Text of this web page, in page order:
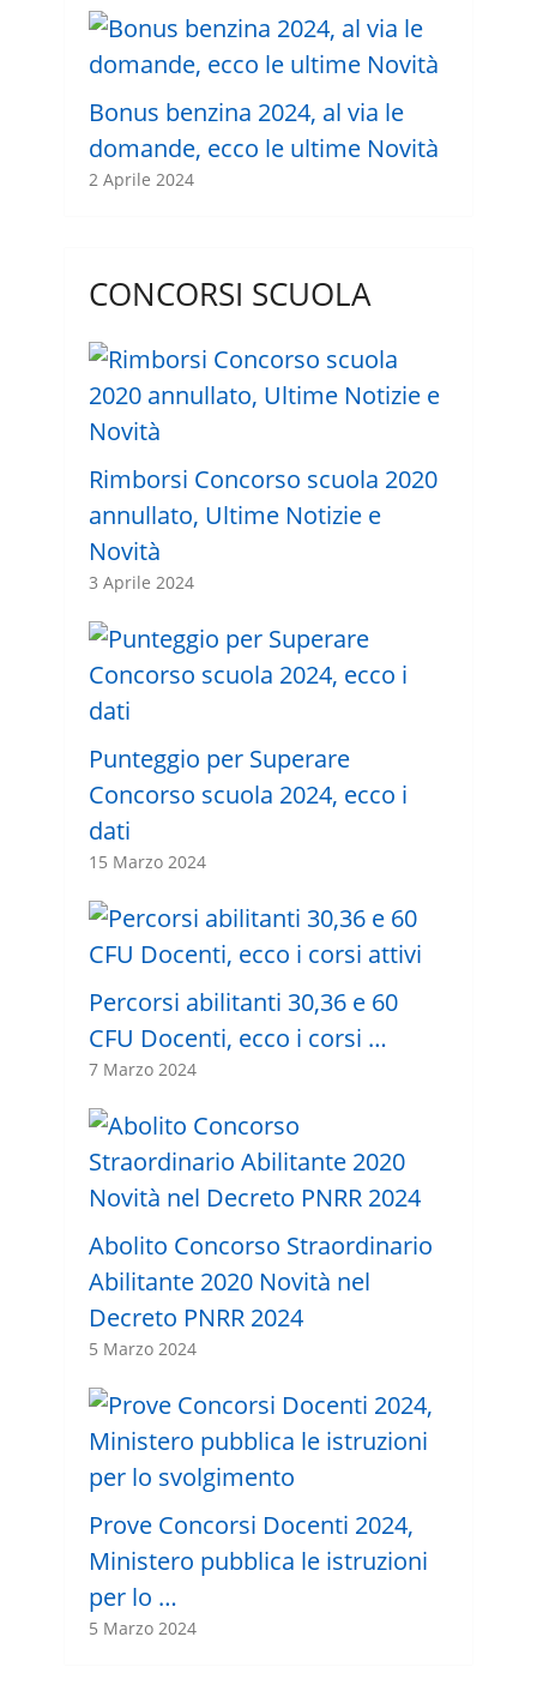
Bonus benzina 2024, al via le
domande, ecco le ultime Novità
2 Aprile 2024
CONCORSI SCUOLA
Rimborsi Concorso scuola 2020
annullato, Ultime Notizie e
Novità
3 Aprile 2024
Punteggio per Superare
Concorso scuola 2024, ecco i
dati
15 Marzo 2024
Percorsi abilitanti 30,36 e 60
CFU Docenti, ecco i corsi …
7 Marzo 2024
Abolito Concorso Straordinario
Abilitante 2020 Novità nel
Decreto PNRR 2024
5 Marzo 2024
Prove Concorsi Docenti 2024,
Ministero pubblica le istruzioni
per lo …
5 Marzo 2024